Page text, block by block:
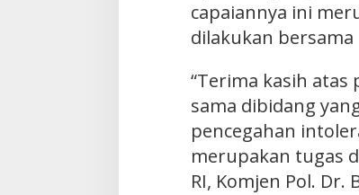
capaiannya ini
dilakukan bersama
“Terima kasih atas
sama dibidang
pencegahan
merupakan tugas
RI, Komjen Pol. Dr.